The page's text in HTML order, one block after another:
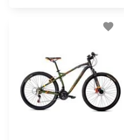
favorite